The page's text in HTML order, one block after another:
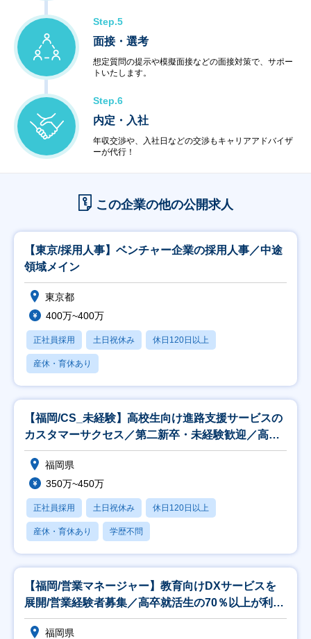
Step.5
面接・選考
想定質問の提示や模擬面接などの面接対策で、サポー
トいたします。
Step.6
内定・入社
年収交渉や、入社日などの交渉もキャリアアドバイザ
ーが代行！
この企業の他の公開求人
【東京/採用人事】ベンチャー企業の採用人事／中途
領域メイン
東京都
400万~400万
正社員採用 土日祝休み 休日120日以上
産休・育休あり
【福岡/CS_未経験】高校生向け進路支援サービスの
カスタマーサクセス／第二新卒・未経験歓迎／高卒
就活
福岡県
350万~450万
正社員採用 土日祝休み 休日120日以上
産休・育休あり 学歴不問
【福岡/営業マネージャー】教育向けDXサービスを
展開/営業経験者募集／高卒就活生の70％以上が利用
の
福岡県